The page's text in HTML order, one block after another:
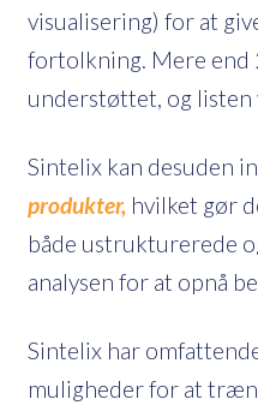
visualisering) for at
fortolkning. Mere end
understøttet, og listen
Sintelix kan desuden
produkter, hvilket gør
både ustrukturerede
analysen for at opnå
Sintelix har
muligheder for at